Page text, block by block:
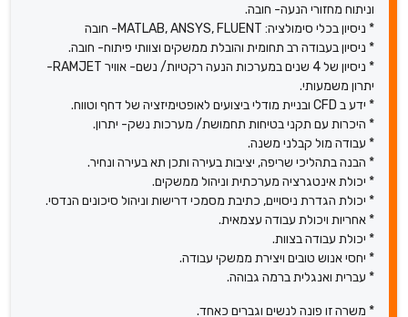
וניתוח מחזורי הנעה- חובה.
* ניסיון בכלי סימולציה: MATLAB, ANSYS, FLUENT- חובה
* ניסיון בעבודה רב תחומית והובלת ממשקים וצוותי פיתוח- חובה.
* ניסיון של 4 שנים במערכות הנעה רקטיות/ נשם- אוויר RAMJET-
יתרון משמעותי.
* ידע ב CFD ובניית מודלי ביצועים לאופטימיזציה של דחף וטווח.
* היכרות עם תקני בטיחות תחמושת/ מערכות נשק- יתרון.
* עבודה מול קבלני משנה.
* הבנה בתהליכי שריפה, יציבות בעירה ותכן תא בעירה ונחיר.
* יכולת אינטגרציה מערכתית וניהול ממשקים.
* יכולת הגדרת ניסויים, כתיבת מסמכי דרישות וניהול סיכונים הנדסי.
* אחריות ויכולת עבודה עצמאית.
* יכולת עבודה בצוות.
* יחסי אנוש טובים ויצירת ממשקי עבודה.
* עברית ואנגלית ברמה גבוהה.
* משרה זו פונה לנשים וגברים כאחד.